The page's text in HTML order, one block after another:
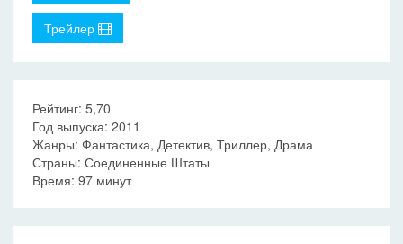
Трейлер
Рейтинг: 5,70
Год выпуска: 2011
Жанры: Фантастика, Детектив, Триллер, Драма
Страны: Соединенные Штаты
Время: 97 минут